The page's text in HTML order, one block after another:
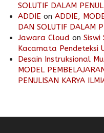
SOLUTIF DALAM
ADDIE on ADDIE,
DAN SOLUTIF DALAM
Jawara Cloud on
Kacamata Pendeteksi
Desain Instruksional
MODEL
PENULISAN KARYA